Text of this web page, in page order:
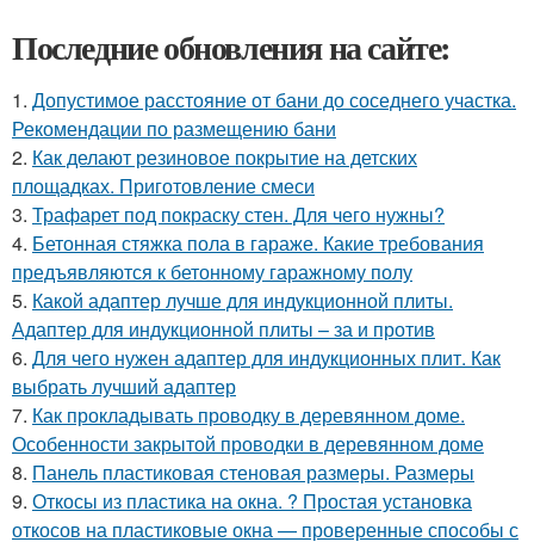
Последние обновления на сайте:
1. Допустимое расстояние от бани до соседнего участка.
Рекомендации по размещению бани
2. Как делают резиновое покрытие на детских
площадках. Приготовление смеси
3. Трафарет под покраску стен. Для чего нужны?
4. Бетонная стяжка пола в гараже. Какие требования
предъявляются к бетонному гаражному полу
5. Какой адаптер лучше для индукционной плиты.
Адаптер для индукционной плиты – за и против
6. Для чего нужен адаптер для индукционных плит. Как
выбрать лучший адаптер
7. Как прокладывать проводку в деревянном доме.
Особенности закрытой проводки в деревянном доме
8. Панель пластиковая стеновая размеры. Размеры
9. Откосы из пластика на окна. ? Простая установка
откосов на пластиковые окна — проверенные способы с